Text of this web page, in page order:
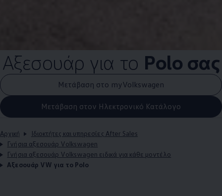
Αξεσουάρ για το Polo σας
Μετάβαση στο myVolkswagen
Μετάβαση στον Ηλεκτρονικό Κατάλογο
Αρχική
Ιδιοκτήτες και υπηρεσίες After Sales
Γνήσια αξεσουάρ Volkswagen
Γνήσια αξεσουάρ Volkswagen ειδικά για κάθε μοντέλο
Αξεσουάρ VW για το Polo